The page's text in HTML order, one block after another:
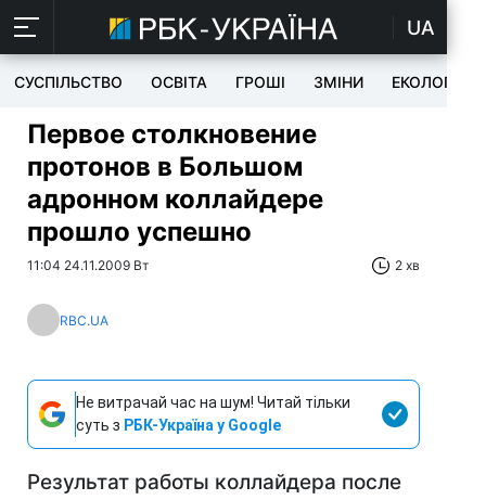
UA
СУСПІЛЬСТВО ОСВІТА ГРОШІ ЗМІНИ ЕКОЛОГІЯ
Первое столкновение
протонов в Большом
адронном коллайдере
прошло успешно
11:04 24.11.2009 Вт 2 хв
RBC.UA
Не витрачай час на шум! Читай тільки
суть з РБК-Україна у Google
Результат работы коллайдера после